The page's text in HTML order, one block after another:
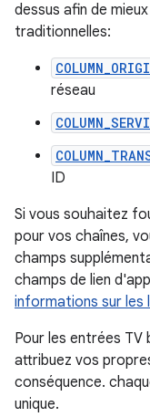
dessus afin de
traditionnelles:
réseau
ID
Si vous souhaitez
pour vos chaînes,
champs
champs de lien
informations sur les
Pour les entrées TV
attribuez vos
conséquence.
unique.